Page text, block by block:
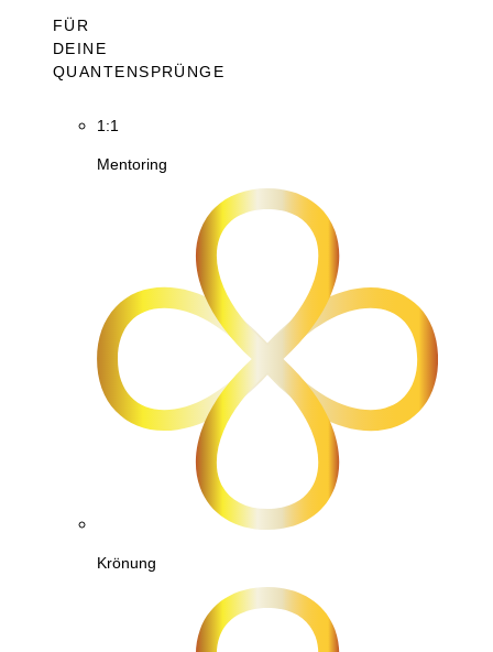
FÜR
DEINE
QUANTENSPRÜNGE
1:1
Mentoring
Krönung